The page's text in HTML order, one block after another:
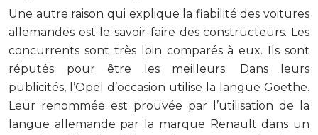
Une autre raison qui explique la fiabilité des voitures
allemandes est le savoir-faire des constructeurs. Les
concurrents sont très loin comparés à eux. Ils sont
réputés pour être les meilleurs. Dans leurs
publicités, l’Opel d’occasion utilise la langue Goethe.
Leur renommée est prouvée par l’utilisation de la
langue allemande par la marque Renault dans un